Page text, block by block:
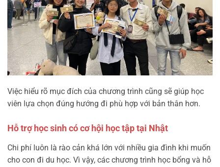
Việc hiểu rõ mục đích của chương trình cũng sẽ giúp học
viên lựa chọn đúng hướng đi phù hợp với bản thân hơn.
Hỗ trợ học sinh có cơ hội học tập tại Nhật
Chi phí luôn là rào cản khá lớn với nhiều gia đình khi muốn
cho con đi du học. Vì vậy, các chương trình học bổng và hỗ